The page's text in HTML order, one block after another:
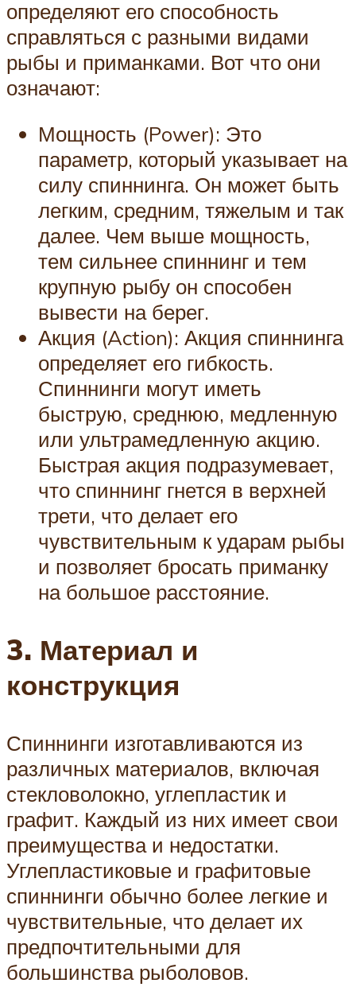
определяют его способность
справляться с разными видами
рыбы и приманками. Вот что они
означают:
Мощность (Power): Это
параметр, который указывает на
силу спиннинга. Он может быть
легким, средним, тяжелым и так
далее. Чем выше мощность,
тем сильнее спиннинг и тем
крупную рыбу он способен
вывести на берег.
Акция (Action): Акция спиннинга
определяет его гибкость.
Спиннинги могут иметь
быструю, среднюю, медленную
или ультрамедленную акцию.
Быстрая акция подразумевает,
что спиннинг гнется в верхней
трети, что делает его
чувствительным к ударам рыбы
и позволяет бросать приманку
на большое расстояние.
3. Материал и
конструкция
Спиннинги изготавливаются из
различных материалов, включая
стекловолокно, углепластик и
графит. Каждый из них имеет свои
преимущества и недостатки.
Углепластиковые и графитовые
спиннинги обычно более легкие и
чувствительные, что делает их
предпочтительными для
большинства рыболовов.